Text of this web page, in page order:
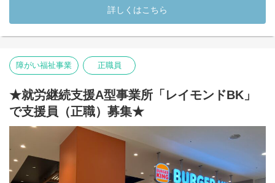
ぐに相談できる環境です。年間休日122日、残業も少なく、仕事と
プライベートを両立しながら働けます。
社会福祉法人が運営する店舗ですので、障がいのあるスタッフへ
がい福祉の経験も積める、新しいお店づくりに携わっていただけ
ます。
【仕事内容】
バーガーキング店舗における運営業務全般をお任せします。
・接客、レジ対応
・ハンバーガーやサイドメニューの調理
・店内清掃、衛生管理
・食材・備品の在庫管理、発注
・スタッフの育成、シフト管理
・店舗運営に関わる各種業務
詳しくはこちら
障がい福祉事業 正職員
★就労継続支援A型事業所「レイモンドBK」
で支援員（正職）募集★